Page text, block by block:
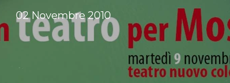
02 Novembre 2010